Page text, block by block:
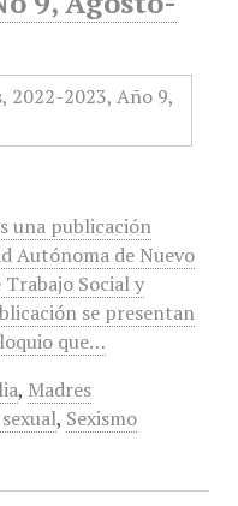
una publicación
Autónoma de Nuevo
Social y
se presentan
que…
, Madres
, Sexismo